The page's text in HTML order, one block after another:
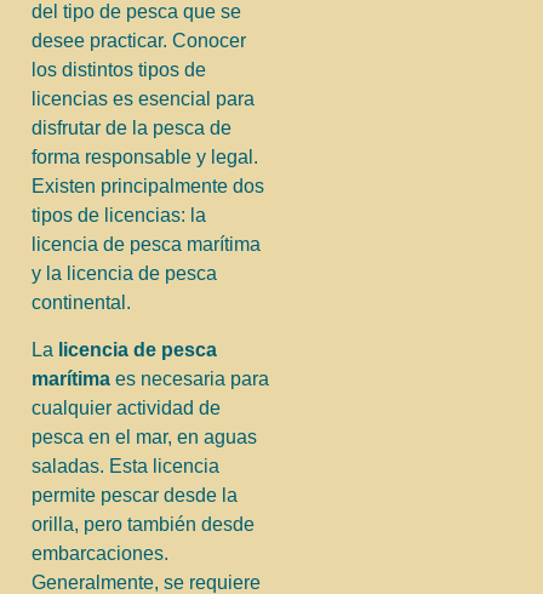
del tipo de pesca que se
desee practicar. Conocer
los distintos tipos de
licencias es esencial para
disfrutar de la pesca de
forma responsable y legal.
Existen principalmente dos
tipos de licencias: la
licencia de pesca marítima
y la licencia de pesca
continental.
La licencia de pesca
marítima es necesaria para
cualquier actividad de
pesca en el mar, en aguas
saladas. Esta licencia
permite pescar desde la
orilla, pero también desde
embarcaciones.
Generalmente, se requiere